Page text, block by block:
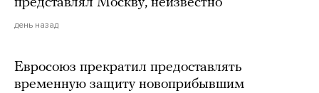
день назад
Евросоюз прекратил предоставлять
временную защиту новоприбывшим